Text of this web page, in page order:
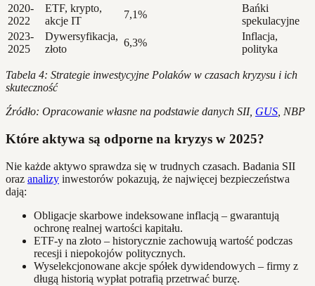
2020-
2022
ETF, krypto,
akcje IT
7,1%
Bańki
spekulacyjne
2023-
2025
Dywersyfikacja,
złoto
6,3%
Inflacja,
polityka
Tabela 4: Strategie inwestycyjne Polaków w czasach kryzysu i ich
skuteczność
Źródło: Opracowanie własne na podstawie danych SII, GUS, NBP
Które aktywa są odporne na kryzys w 2025?
Nie każde aktywo sprawdza się w trudnych czasach. Badania SII
oraz analizy inwestorów pokazują, że najwięcej bezpieczeństwa
dają:
Obligacje skarbowe indeksowane inflacją – gwarantują
ochronę realnej wartości kapitału.
ETF-y na złoto – historycznie zachowują wartość podczas
recesji i niepokojów politycznych.
Wyselekcjonowane akcje spółek dywidendowych – firmy z
długą historią wypłat potrafią przetrwać burzę.